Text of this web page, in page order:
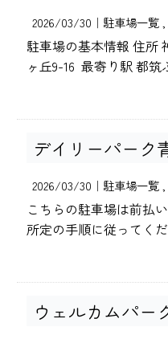
2026/03/30｜ 駐車場一覧
駐車場の基本情報 住所
ヶ丘9-16 最寄り駅 都筑
デイリーパーク
2026/03/30｜ 駐車場一覧
こちらの駐車場は前払
所定の手順に従ってく
ウェルカムパー